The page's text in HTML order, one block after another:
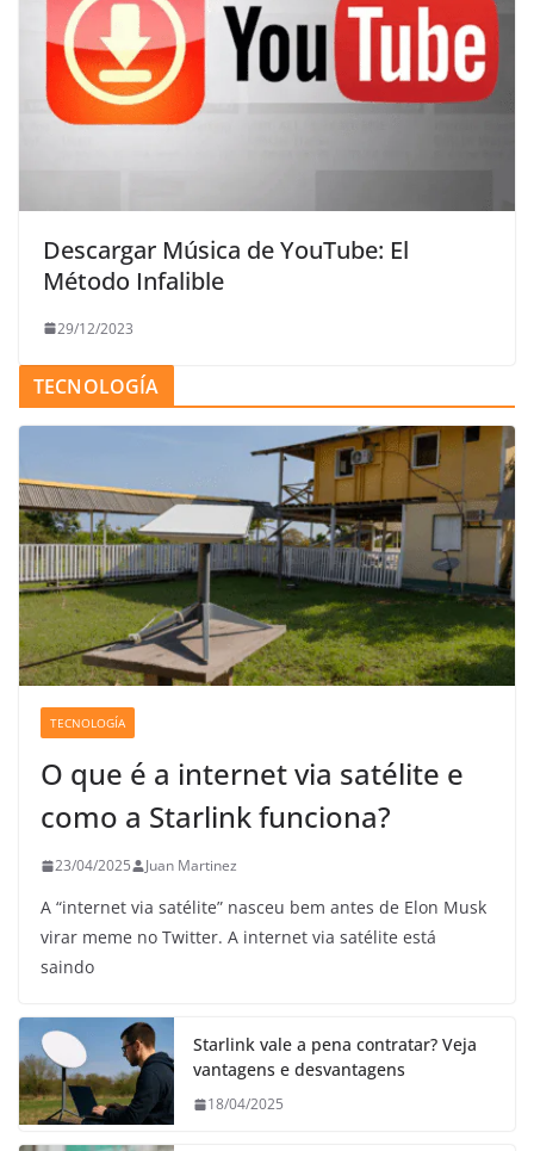
Descargar Música de YouTube: El
Método Infalible
29/12/2023
TECNOLOGÍA
TECNOLOGÍA
O que é a internet via satélite e
como a Starlink funciona?
23/04/2025 Juan Martinez
A “internet via satélite” nasceu bem antes de Elon Musk
virar meme no Twitter. A internet via satélite está
saindo
Starlink vale a pena contratar? Veja
vantagens e desvantagens
18/04/2025